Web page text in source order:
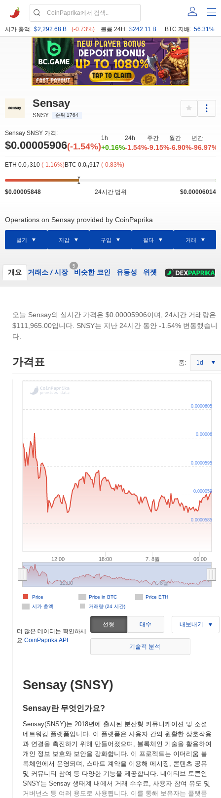
시가 총액: $2,292.68 B (-0.73%) 볼륨 24H: $242.11 B BTC 지배: 56.31%
Sensay
SNSY 순위 1764
Sensay SNSY 가격:
$0.00005906(-1.54%)
1h
+0.16%
24h
-1.54%
주간
-9.15%
월간
-6.90%
년간
-96.97%
ETH 0.07310 (-1.16%)BTC 0.09917 (-0.83%)
$0.00005848 24시간 범위 $0.00006014
Operations on Sensay provided by CoinPaprika
벌기 지갑 구입 팔다 거래
개요 거래소 /시장
5
비슷한 코인 유동성 위젯
오늘 Sensay의 실시간 가격은 $0.00005906이며, 24시간 거래량은
$111,965.00입니다. SNSY는 지난 24시간 동안 -1.54% 변동했습니
다.
가격표 줌: 1d
12:00 18:00 7. 8월 06:00
Price in BTC
Price ETH
시가 총액
거래량 (24 시간)
Price
12:00 7. 8월
0.0000585
0.000059
0.0000595
0.00006
0.0000605
더 많은 데이터는 확인하세
요 CoinPaprika API
선형 대수 내보내기
기술적 분석
Sensay (SNSY)
Sensay란 무엇인가요?
Sensay(SNSY)는 2018년에 출시된 분산형 커뮤니케이션 및 소셜
네트워킹 플랫폼입니다. 이 플랫폼은 사용자 간의 원활한 상호작용
과 연결을 촉진하기 위해 만들어졌으며, 블록체인 기술을 활용하여
개인 정보 보호와 보안을 강화합니다. 이 프로젝트는 이더리움 블
록체인에서 운영되며, 스마트 계약을 이용해 메시징, 콘텐츠 공유
및 커뮤니티 참여 등 다양한 기능을 제공합니다. 네이티브 토큰인
SNSY는 Sensay 생태계 내에서 거래 수수료, 사용자 참여 유도 및
거버넌스 등 여러 용도로 사용됩니다. 이를 통해 보유자는 플랫폼